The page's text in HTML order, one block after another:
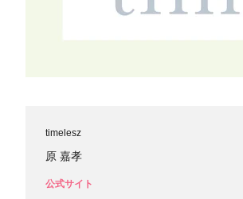
timelesz
原 嘉孝
公式サイト